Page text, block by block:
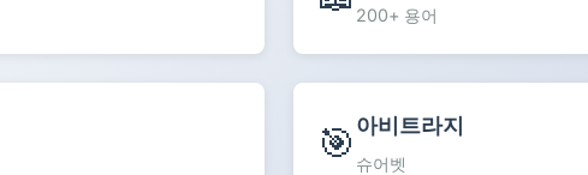
200+ 용어
🎯 아비트라지
슈어벳